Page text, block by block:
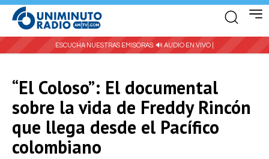
ESCUCHA NUESTRAS EMISORAS: 🔊 AUDIO EN VIVO |
“El Coloso”: El documental
sobre la vida de Freddy Rincón
que llega desde el Pacífico
colombiano